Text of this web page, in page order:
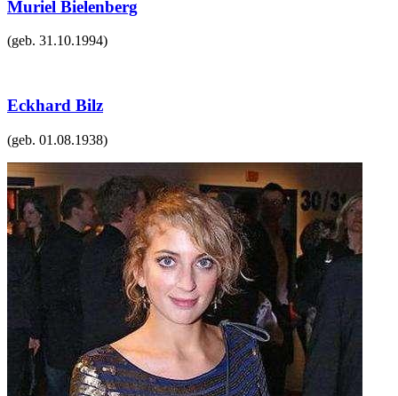
Muriel Bielenberg
(geb. 31.10.1994)
Eckhard Bilz
(geb. 01.08.1938)